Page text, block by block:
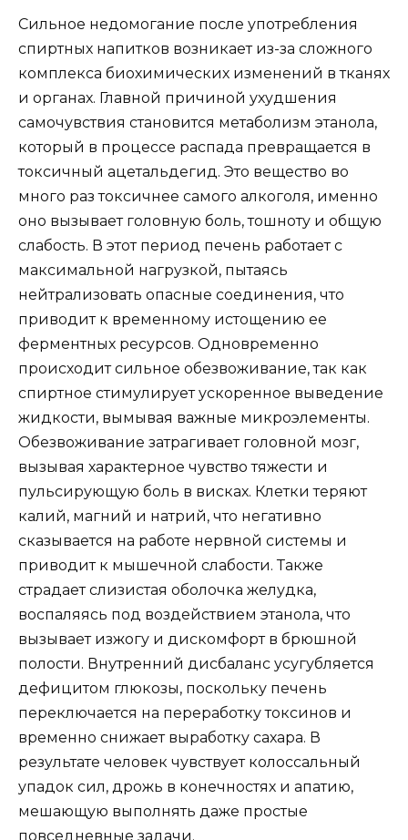
Сильное недомогание после употребления
спиртных напитков возникает из-за сложного
комплекса биохимических изменений в тканях
и органах. Главной причиной ухудшения
самочувствия становится метаболизм этанола,
который в процессе распада превращается в
токсичный ацетальдегид. Это вещество во
много раз токсичнее самого алкоголя, именно
оно вызывает головную боль, тошноту и общую
слабость. В этот период печень работает с
максимальной нагрузкой, пытаясь
нейтрализовать опасные соединения, что
приводит к временному истощению ее
ферментных ресурсов. Одновременно
происходит сильное обезвоживание, так как
спиртное стимулирует ускоренное выведение
жидкости, вымывая важные микроэлементы.
Обезвоживание затрагивает головной мозг,
вызывая характерное чувство тяжести и
пульсирующую боль в висках. Клетки теряют
калий, магний и натрий, что негативно
сказывается на работе нервной системы и
приводит к мышечной слабости. Также
страдает слизистая оболочка желудка,
воспаляясь под воздействием этанола, что
вызывает изжогу и дискомфорт в брюшной
полости. Внутренний дисбаланс усугубляется
дефицитом глюкозы, поскольку печень
переключается на переработку токсинов и
временно снижает выработку сахара. В
результате человек чувствует колоссальный
упадок сил, дрожь в конечностях и апатию,
мешающую выполнять даже простые
повседневные задачи.